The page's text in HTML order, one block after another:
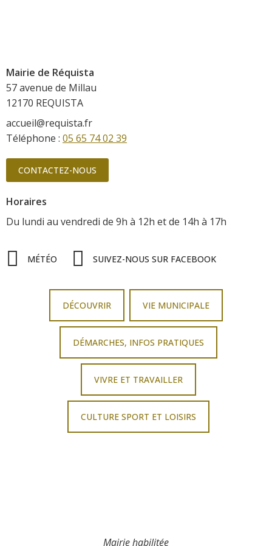
Mairie de Réquista
57 avenue de Millau
12170 REQUISTA
accueil@requista.fr
Téléphone : 05 65 74 02 39
CONTACTEZ-NOUS
Horaires
Du lundi au vendredi de 9h à 12h et de 14h à 17h
MÉTÉO SUIVEZ-NOUS SUR FACEBOOK
DÉCOUVRIR VIE MUNICIPALE
DÉMARCHES, INFOS PRATIQUES
VIVRE ET TRAVAILLER
CULTURE SPORT ET LOISIRS
Mairie habilitée